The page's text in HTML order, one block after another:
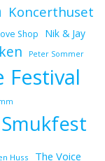
Koncerthuset
Shop Nik & Jay
Peter Sommer
Festival
Smukfest
Huss The Voice